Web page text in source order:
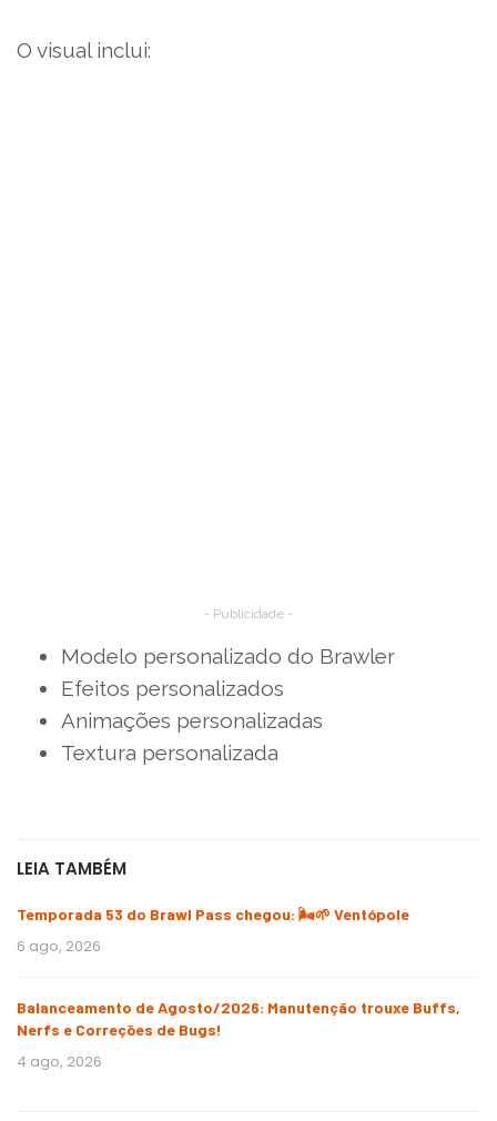
O visual inclui:
- Publicidade -
Modelo personalizado do Brawler
Efeitos personalizados
Animações personalizadas
Textura personalizada
LEIA TAMBÉM
Temporada 53 do Brawl Pass chegou: 🌬️🌱 Ventópole
6 ago, 2026
Balanceamento de Agosto/2026: Manutenção trouxe Buffs,
Nerfs e Correções de Bugs!
4 ago, 2026